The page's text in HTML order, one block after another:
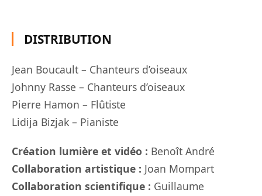
DISTRIBUTION
Jean Boucault – Chanteurs d’oiseaux
Johnny Rasse – Chanteurs d’oiseaux
Pierre Hamon – Flûtiste
Lidija Bizjak – Pianiste
Création lumière et vidéo : Benoît André
Collaboration artistique : Joan Mompart
Collaboration scientifique : Guillaume